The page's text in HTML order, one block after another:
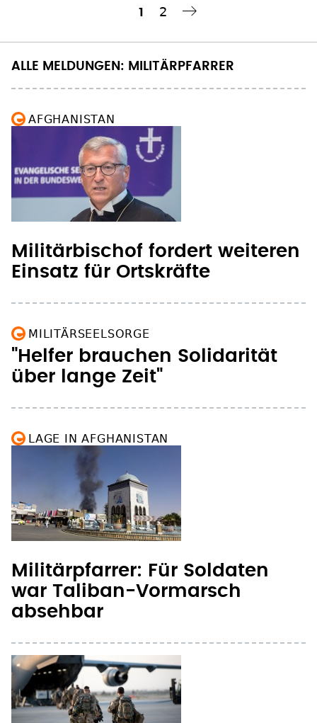
Aktuelle
1 Seite
2
ALLE MELDUNGEN: MILITÄRPFARRER
AFGHANISTAN
Militärbischof fordert weiteren
Einsatz für Ortskräfte
MILITÄRSEELSORGE
"Helfer brauchen Solidarität
über lange Zeit"
LAGE IN AFGHANISTAN
Militärpfarrer: Für Soldaten
war Taliban-Vormarsch
absehbar